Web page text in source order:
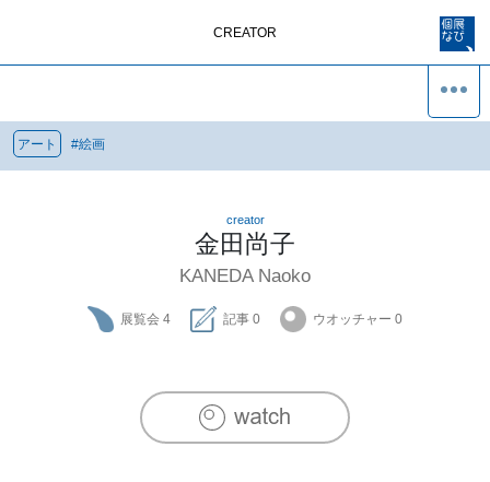
CREATOR
アート #絵画
creator
金田尚子
KANEDA Naoko
展覧会 4 記事 0 ウオッチャー 0